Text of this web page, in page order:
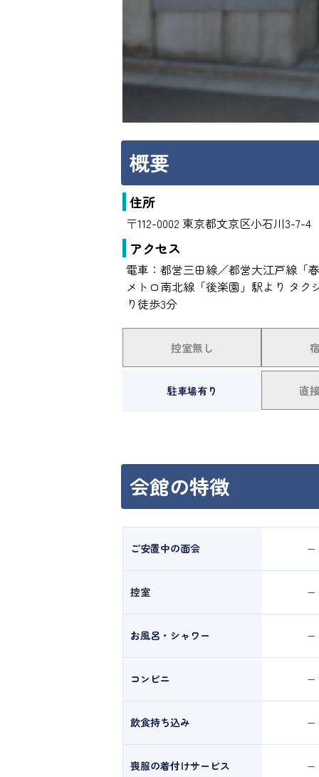
概要
住所
〒112-0002 東京都文京区小石川3-7-4
アクセス
電車：都営三田線／都営大江戸線「
メトロ南北線「後楽園」駅より タ
り徒歩3分
控室無し
駐車場有り 直
会館の特徴
ご安置中の面会 ー
控室 ー
お風呂・シャワー ー
コンビニ ー
飲食持ち込み ー
喪服の着付けサービス ー